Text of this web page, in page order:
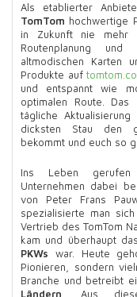
Als etablierter
TomTom hochwertige
in Zukunft nie mehr
Routenplanung
altmodischen Karten
Produkte auf
und entspannt wie
optimalen Route. Das
tägliche
dicksten Stau den
bekommt und euch so
Ins Leben
Unternehmen dabei
von Peter Frans
spezialisierte man
Vertrieb des TomTom
kam und überhaupt
PKWs war. Heute
Pionieren, sondern
Branche und betreibt
Ländern . Aus